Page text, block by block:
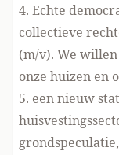
4. Echte
collectieve
(m/v). We
onze huizen en
5. een nieuw